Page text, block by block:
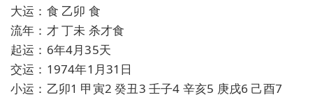
大运：食 乙卯 食
流年：才 丁未 杀才食
起运：6年4月35天
交运：1974年1月31日
小运：乙卯1 甲寅2 癸丑3 壬子4 辛亥5 庚戌6 己酉7